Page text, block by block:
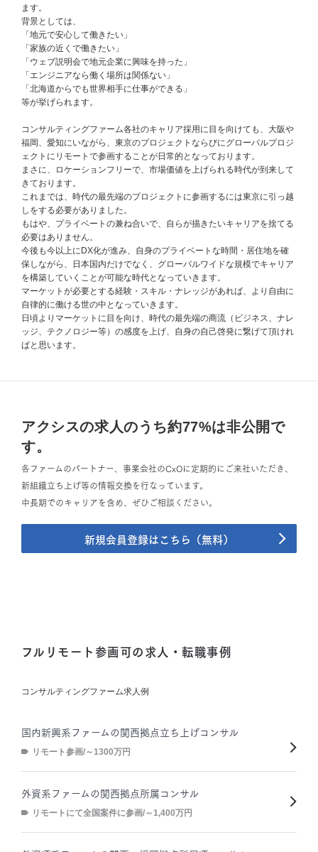
ます。
背景としては、
「地元で安心して働きたい」
「家族の近くで働きたい」
「ウェブ説明会で地元企業に興味を持った」
「エンジニアなら働く場所は関係ない」
「北海道からでも世界相手に仕事ができる」
等が挙げられます。
コンサルティングファーム各社のキャリア採用に目を向けても、大阪や
福岡、愛知にいながら、東京のプロジェクトならびにグローバルプロジ
ェクトにリモートで参画することが日常的となっております。
まさに、ロケーションフリーで、市場価値を上げられる時代が到来して
きております。
これまでは、時代の最先端のプロジェクトに参画するには東京に引っ越
しをする必要がありました。
もはや、プライベートの兼ね合いで、自らが描きたいキャリアを捨てる
必要はありません。
今後も今以上にDX化が進み、自身のプライベートな時間・居住地を確
保しながら、日本国内だけでなく、グローバルワイドな規模でキャリア
を構築していくことが可能な時代となっていきます。
マーケットが必要とする経験・スキル・ナレッジがあれば、より自由に
自律的に働ける世の中となっていきます。
日頃よりマーケットに目を向け、時代の最先端の商流（ビジネス、ナレ
ッジ、テクノロジー等）の感度を上げ、自身の自己啓発に繋げて頂けれ
ばと思います。
アクシスの求人のうち約77%は非公開で
す。
各ファームのパートナー、事業会社のCxOに定期的にご来社いただき、
新組織立ち上げ等の情報交換を行なっています。
中長期でのキャリアを含め、ぜひご相談ください。
新規会員登録はこちら（無料）
フルリモート参画可の求人・転職事例
コンサルティングファーム求人例
国内新興系ファームの関西拠点立ち上げコンサル
リモート参画/～1300万円
外資系ファームの関西拠点所属コンサル
リモートにて全国案件に参画/～1,400万円